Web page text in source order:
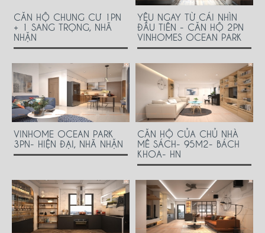
CĂN HỘ CHUNG CƯ 1PN
+ 1 SANG TRỌNG, NHÃ
NHẶN
YÊU NGAY TỪ CÁI NHÌN
ĐẦU TIÊN - CĂN HỘ 2PN
VINHOMES OCEAN PARK
VINHOME OCEAN PARK
3PN- HIỆN ĐẠI, NHÃ NHẶN
CĂN HỘ CỦA CHỦ NHÀ
MÊ SÁCH- 95M2- BÁCH
KHOA- HN